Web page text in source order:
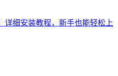
详细安装教程，新手也能轻松上